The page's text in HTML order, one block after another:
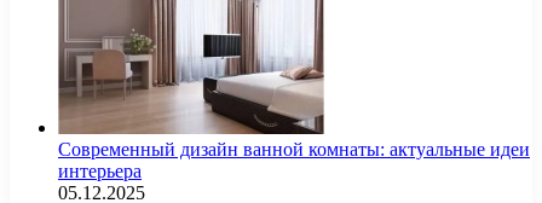
Современный дизайн ванной комнаты: актуальные идеи
интерьера
05.12.2025